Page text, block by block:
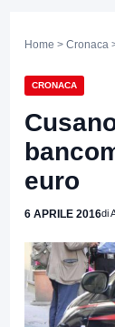
Home > Cronaca
CRONACA
euro
6 APRILE 2016di